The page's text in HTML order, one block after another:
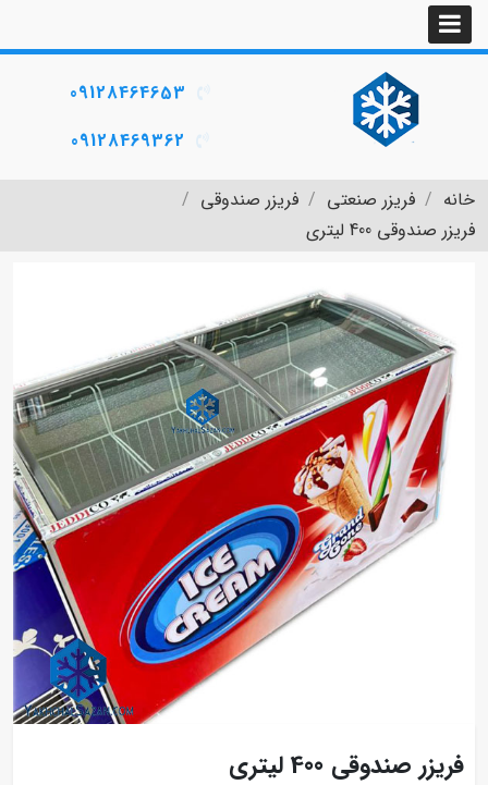
09128464653
09128469362
خانه فریزر صنعتی
فریزر صندوقی
فریزر صندوقی 400 لیتری
فریزر صندوقی 400 لیتری